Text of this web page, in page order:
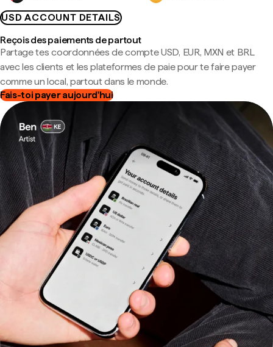
USD ACCOUNT DETAILS
Reçois des paiements de partout
Partage tes coordonnées de compte USD, EUR, MXN et BRL
avec les clients et les plateformes de paie pour te faire payer
comme un local, partout dans le monde.
Fais-toi payer aujourd'hui